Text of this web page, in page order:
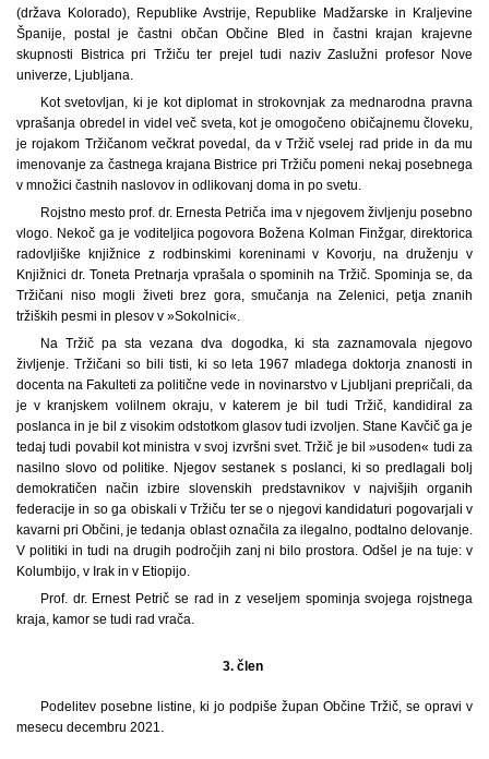
(država Kolorado), Republike Avstrije, Republike Madžarske in Kraljevine
Španije, postal je častni občan Občine Bled in častni krajan krajevne
skupnosti Bistrica pri Tržiču ter prejel tudi naziv Zaslužni profesor Nove
univerze, Ljubljana.
Kot svetovljan, ki je kot diplomat in strokovnjak za mednarodna pravna
vprašanja obredel in videl več sveta, kot je omogočeno običajnemu človeku,
je rojakom Tržičanom večkrat povedal, da v Tržič vselej rad pride in da mu
imenovanje za častnega krajana Bistrice pri Tržiču pomeni nekaj posebnega
v množici častnih naslovov in odlikovanj doma in po svetu.
Rojstno mesto prof. dr. Ernesta Petriča ima v njegovem življenju posebno
vlogo. Nekoč ga je voditeljica pogovora Božena Kolman Finžgar, direktorica
radovljiške knjižnice z rodbinskimi koreninami v Kovorju, na druženju v
Knjižnici dr. Toneta Pretnarja vprašala o spominih na Tržič. Spominja se, da
Tržičani niso mogli živeti brez gora, smučanja na Zelenici, petja znanih
tržiških pesmi in plesov v »Sokolnici«.
Na Tržič pa sta vezana dva dogodka, ki sta zaznamovala njegovo
življenje. Tržičani so bili tisti, ki so leta 1967 mladega doktorja znanosti in
docenta na Fakulteti za politične vede in novinarstvo v Ljubljani prepričali, da
je v kranjskem volilnem okraju, v katerem je bil tudi Tržič, kandidiral za
poslanca in je bil z visokim odstotkom glasov tudi izvoljen. Stane Kavčič ga je
tedaj tudi povabil kot ministra v svoj izvršni svet. Tržič je bil »usoden« tudi za
nasilno slovo od politike. Njegov sestanek s poslanci, ki so predlagali bolj
demokratičen način izbire slovenskih predstavnikov v najvišjih organih
federacije in so ga obiskali v Tržiču ter se o njegovi kandidaturi pogovarjali v
kavarni pri Občini, je tedanja oblast označila za ilegalno, podtalno delovanje.
V politiki in tudi na drugih področjih zanj ni bilo prostora. Odšel je na tuje: v
Kolumbijo, v Irak in v Etiopijo.
Prof. dr. Ernest Petrič se rad in z veseljem spominja svojega rojstnega
kraja, kamor se tudi rad vrača.
3. člen
Podelitev posebne listine, ki jo podpiše župan Občine Tržič, se opravi v
mesecu decembru 2021.